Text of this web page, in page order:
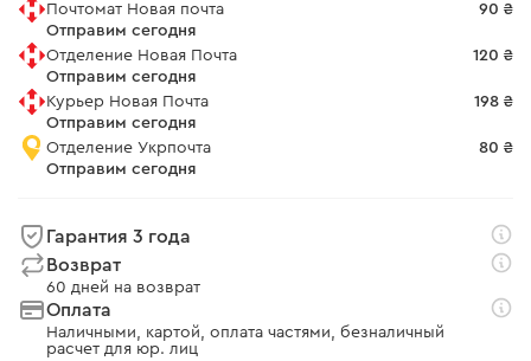
Почтомат Новая почта
Отправим сегодня
90 ₴
Отделение Новая Почта
Отправим сегодня
120 ₴
Курьер Новая Почта
Отправим сегодня
198 ₴
Отделение Укрпочта
Отправим сегодня
80 ₴
Гарантия 3 года
Возврат
60 дней на возврат
Оплата
Наличными, картой, оплата частями, безналичный
расчет для юр. лиц